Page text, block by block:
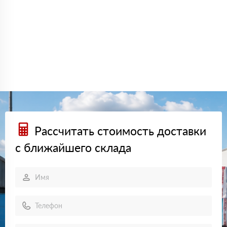
Рассчитать стоимость доставки
с ближайшего склада